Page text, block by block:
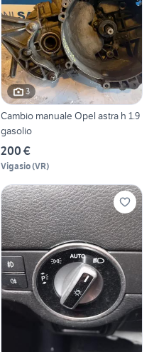
3
Cambio manuale Opel astra h 1.9
gasolio
200 €
Vigasio(VR)